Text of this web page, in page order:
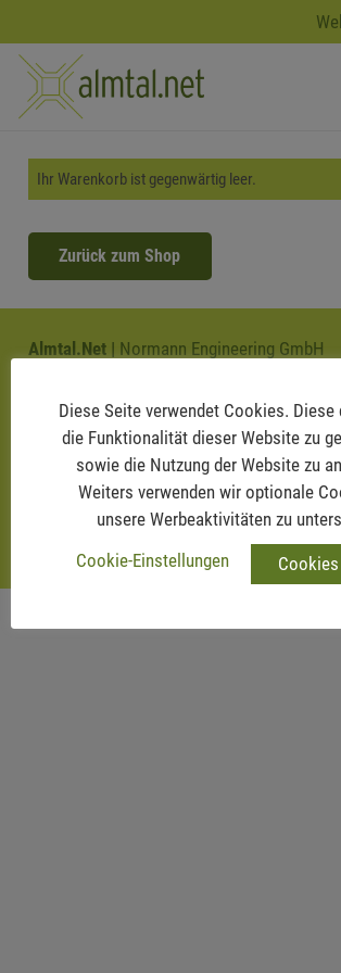
Ihr Warenkorb ist gegenwärtig leer.
Zurück zum Shop
Almtal.Net | Normann Engineering GmbH
Hotline: +43 676 724 73 50
office@almtal.net
Datenschutz
Diese Seite verwendet Cookies. Diese
die Funktionalität dieser Website zu
sowie die Nutzung der Website zu
Weiters verwenden wir optionale
unsere Werbeaktivitäten zu
Cookie-Einstellungen